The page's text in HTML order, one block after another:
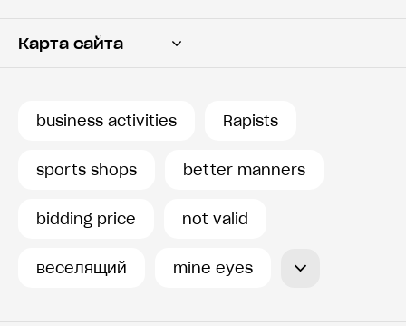
Карта сайта
business activities Rapists
sports shops better manners
bidding price not valid
веселящий mine eyes